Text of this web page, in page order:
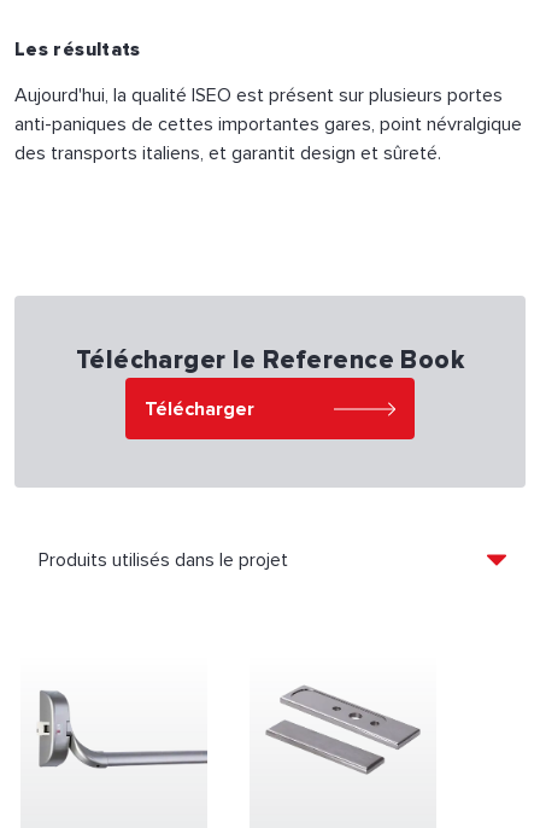
Les résultats
Aujourd'hui, la qualité ISEO est présent sur plusieurs portes
anti-paniques de cettes importantes gares, point névralgique
des transports italiens, et garantit design et sûreté.
Télécharger le Reference Book
Télécharger